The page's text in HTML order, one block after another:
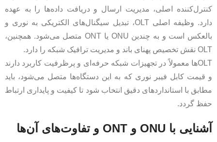
کنترل‌کننده اصلی، مدیریت ارسال و دریافت داده‌ها را به عهده
دارد. وظیفه اصلی OLT، تبدیل سیگنال‌های الکتریکی به نوری و
بالعکس است و به چندین ONU یا ONT متصل می‌شود. همچنین،
OLT نقش تخصیص پهنای باند و مدیریت ترافیک شبکه را دارد.
OLT‌ها معمولاً در تجهیزات شبکه حرفه‌ای و پرظرفیت کاربرد دارند
و قیمت کابل فیبر نوری که به این دستگاه‌ها متصل می‌شود، باید
مطابق با استانداردهای دقیق انتخاب شود تا کیفیت و پایداری ارتباط
حفظ گردد.
آشنایی با ONU و ONT و تفاوت‌های آن‌ها